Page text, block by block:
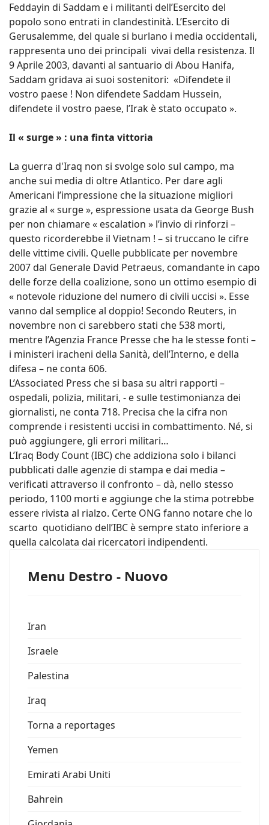
Feddayin di Saddam e i militanti dell’Esercito del
popolo sono entrati in clandestinità. L’Esercito di
Gerusalemme, del quale si burlano i media occidentali,
rappresenta uno dei principali vivai della resistenza. Il
9 Aprile 2003, davanti al santuario di Abou Hanifa,
Saddam gridava ai suoi sostenitori: «Difendete il
vostro paese ! Non difendete Saddam Hussein,
difendete il vostro paese, l’Irak è stato occupato ».
Il « surge » : una finta vittoria
La guerra d'Iraq non si svolge solo sul campo, ma
anche sui media di oltre Atlantico. Per dare agli
Americani l’impressione che la situazione migliori
grazie al « surge », espressione usata da George Bush
per non chiamare « escalation » l’invio di rinforzi –
questo ricorderebbe il Vietnam ! – si truccano le cifre
delle vittime civili. Quelle pubblicate per novembre
2007 dal Generale David Petraeus, comandante in capo
delle forze della coalizione, sono un ottimo esempio di
« notevole riduzione del numero di civili uccisi ». Esse
vanno dal semplice al doppio! Secondo Reuters, in
novembre non ci sarebbero stati che 538 morti,
mentre l’Agenzia France Presse che ha le stesse fonti –
i ministeri iracheni della Sanità, dell’Interno, e della
difesa – ne conta 606.
L’Associated Press che si basa su altri rapporti –
ospedali, polizia, militari, - e sulle testimonianza dei
giornalisti, ne conta 718. Precisa che la cifra non
comprende i resistenti uccisi in combattimento. Né, si
può aggiungere, gli errori militari…
L’Iraq Body Count (IBC) che addiziona solo i bilanci
pubblicati dalle agenzie di stampa e dai media –
verificati attraverso il confronto – dà, nello stesso
periodo, 1100 morti e aggiunge che la stima potrebbe
essere rivista al rialzo. Certe ONG fanno notare che lo
scarto quotidiano dell’IBC è sempre stato inferiore a
quella calcolata dai ricercatori indipendenti.
Menu Destro - Nuovo
Iran
Israele
Palestina
Iraq
Torna a reportages
Yemen
Emirati Arabi Uniti
Bahrein